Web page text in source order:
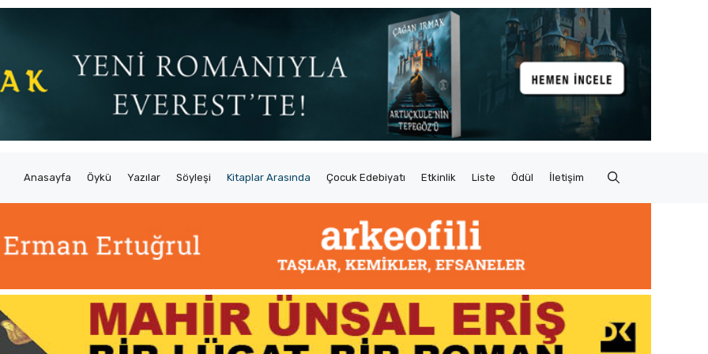
Anasayfa Öykü Yazılar Söyleşi Kitaplar Arasında Çocuk Edebiyatı Etkinlik Liste Ödül İletişim